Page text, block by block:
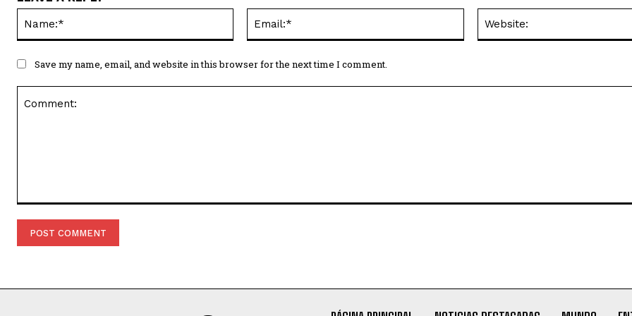
Save my name, email, and website in this browser for the next time I comment.